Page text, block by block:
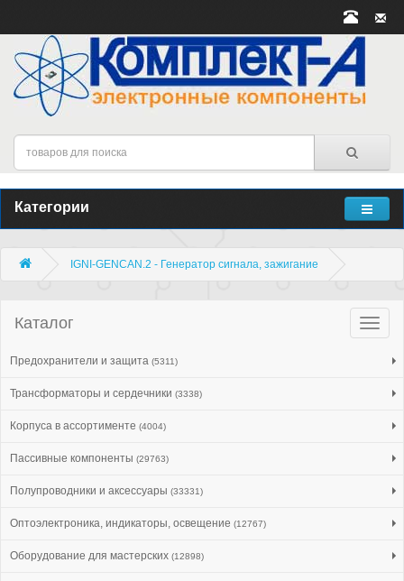
Категории
IGNI-GENCAN.2 - Генератор сигнала, зажигание
Каталог
Предохранители и защита (5311)
Трансформаторы и сердечники (3338)
Корпуса в ассортименте (4004)
Пассивные компоненты (29763)
Полупроводники и аксессуары (33331)
Оптоэлектроника, индикаторы, освещение (12767)
Оборудование для мастерских (12898)